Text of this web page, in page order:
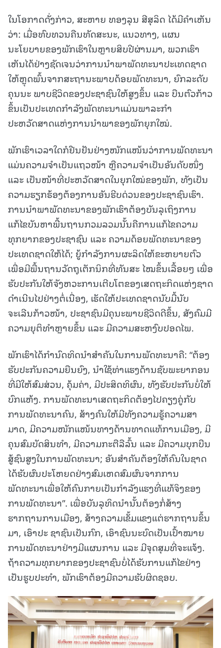
ໃນໂອກາດດັ່ງກ່າວ, ສະຫາຍ ທອງລຸນ ສີສຸລິດ ໄດ້ມີຄຳເຫັນ
ວ່າ: ເມື່ອທົບທວນຄືນທັດສະນະ, ແນວທາງ, ແຜນ
ນະໂຍບາຍຂອງພັກເຮົາໃນຫຼາຍສິບປີຜ່ານມາ, ພວກເຮົາ
ເຫັນໄດ້ຢ່າງຊັດເຈນວ່າການນໍາພາພັດທະນາປະເທດຊາດ
ໃຫ້ຫຼຸດພົ້ນຈາກສະຖານະພາບດ້ອຍພັດທະນາ, ຍົກລະດັບ
ຄຸນນະ ພາບຊີວິດຂອງປະຊາຊົນໃຫ້ສູງຂຶ້ນ ແລະ ບືນຕົວກ້າວ
ຂຶ້ນເປັນປະເທດກໍາລັງພັດທະນາແມ່ນພາລະກໍາ
ປະຫວັດສາດແຫ່ງການນໍາພາຂອງພັກຍຸກໃໝ່.
ພັກເຮົາເວລາໃດກໍຢືນຢັນຢ່າງໜັກແໜ້ນວ່າການພັດທະນາ
ແມ່ນຄວາມຈຳເປັນແຖວໜ້າ ຫຼືຄວາມຈຳເປັນອັນດັບໜຶ່ງ
ແລະ ເປັນໜ້າທີ່ປະຫວັດສາດໃນຍຸກໃໝ່ຂອງພັກ, ທັງເປັນ
ຄວາມຮຽກຮ້ອງຕ້ອງການອັນຮີບດ່ວນຂອງປະຊາຊົນເຮົາ.
ການນໍາພາພັດທະນາຂອງພັກເຮົາຕ້ອງບັນລຸເຖິງການ
ແກ້ໄຂບັນຫາພື້ນຖານກວມລວມນັ້ນຄືການແກ້ໄຂຄວາມ
ທຸກຍາກຂອງປະຊາຊົນ ແລະ ຄວາມດ້ອຍພັດທະນາຂອງ
ປະເທດຊາດໃຫ້ໄດ້; ຍູ້ກຳລັງການຜະລິດໃຫ້ຂະຫຍາຍຕົວ
ເພື່ອມີພື້ນຖານວັດຖຸເຕັກນິກທີ່ທັນສະ ໄໝຂຶ້ນເລື້ອຍໆ ເພື່ອ
ຮັບປະກັນໃຫ້ຈັງຫວະການເຕີບໂຕຂອງເສດຖະກິດແຫ່ງຊາດ
ດຳເນີນໄປຢ່າງຕໍ່ເນື່ອງ, ເຮັດໃຫ້ປະເທດຊາດນັບມື້ນັບ
ຈະເລີນກ້າວໜ້າ, ປະຊາຊົນມີຄຸນະພາບຊີວິດດີຂຶ້ນ, ສັງຄົມມີ
ຄວາມຍຸຕິທຳຫຼາຍຂຶ້ນ ແລະ ມີຄວາມສະຫງົບປອດໄພ.
ພັກເຮົາໄດ້ກໍານົດທິດນໍາສໍາຄັນໃນການພັດທະນາຄື: “ຕ້ອງ
ຮັບປະກັນຄວາມຍືນຍົງ, ນໍາໃຊ້ທ່າແຮງດ້ານຊັບພະຍາກອນ
ທີ່ມີໃຫ້ສົມສ່ວນ, ຄຸ້ມຄ່າ, ມີປະສິດທິຜົນ, ທັງຮັບປະກັນບໍ່ໃຫ້
ບົກແຫ້ງ. ການພັດທະນາເສດຖະກິດຕ້ອງໄປຄຽງຄູ່ກັບ
ການພັດທະນາຄົນ, ສ້າງຄົນໃຫ້ມີທັງຄວາມຮູ້ຄວາມສາ
ມາດ, ມີຄວາມໜັກແໜ້ນທາງດ້ານທາດແທ້ການເມືອງ, ມີ
ຄຸນສົມບັດສິນທໍາ, ມີຄວາມກະຕືລືລົ້ນ ແລະ ມີຄວາມບຸກບືນ
ສູ້ຊົນສູງໃນການພັດທະນາ; ອັນສໍາຄັນຕ້ອງໃຫ້ຄົນໃນຊາດ
ໄດ້ຮັບຜົນປະໂຫຍດຢ່າງສົມເຫດສົມຜົນຈາກການ
ພັດທະນາເພື່ອໃຫ້ຄົນກາຍເປັນກໍາລັງແຮງທີ່ແທ້ຈິງຂອງ
ການພັດທະນາ”. ເພື່ອບັນລຸທິດນໍານັ້ນຕ້ອງກໍ່ສ້າງ
ຮາກຖານການເມືອງ, ສ້າງຄວາມເຂັ້ມແຂງແຕ່ຮາກຖານຂຶ້ນ
ມາ, ເອົາປະ ຊາຊົນເປັນກົກ, ເອົາຊົນນະບົດເປັນເປົ້າໝາຍ
ການພັດທະນາຢ່າງມີແຜນການ ແລະ ມີຈຸດສຸມທີ່ຈະແຈ້ງ.
ຖ້າຄວາມທຸກຍາກຂອງປະຊາຊົນບໍ່ໄດ້ຮັບການແກ້ໄຂຢ່າງ
ເປັນຮູບປະທຳ, ພັກເຮົາຕ້ອງມີຄວາມຮັບຜິດຊອບ.